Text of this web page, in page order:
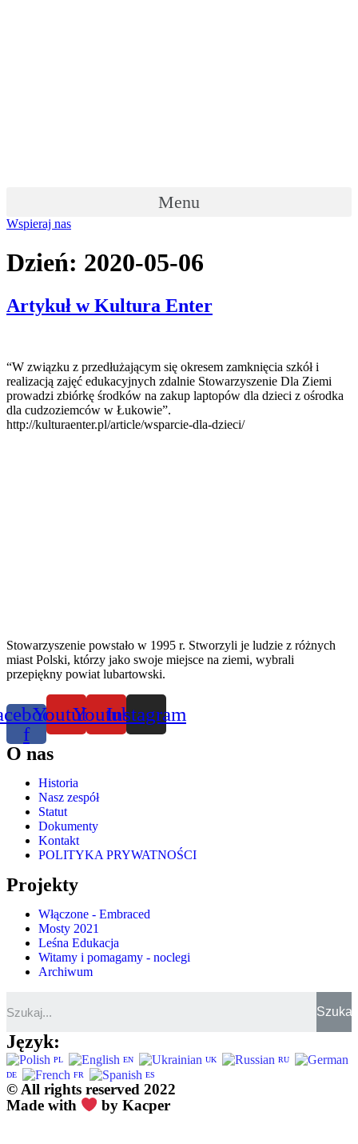
Menu
Wspieraj nas
Dzień: 2020-05-06
Artykuł w Kultura Enter
“W związku z przedłużającym się okresem zamknięcia szkół i
realizacją zajęć edukacyjnych zdalnie Stowarzyszenie Dla Ziemi
prowadzi zbiórkę środków na zakup laptopów dla dzieci z ośrodka
dla cudzoziemców w Łukowie”.
http://kulturaenter.pl/article/wsparcie-dla-dzieci/
Stowarzyszenie powstało w 1995 r. Stworzyli je ludzie z różnych
miast Polski, którzy jako swoje miejsce na ziemi, wybrali
przepiękny powiat lubartowski.
f
YoutubeYoutubeInstagram
O nas
Historia
Nasz zespół
Statut
Dokumenty
Kontakt
POLITYKA PRYWATNOŚCI
Projekty
Włączone - Embraced
Mosty 2021
Leśna Edukacja
Witamy i pomagamy - noclegi
Archiwum
Szukaj
Język:
PL EN UK
RU
DE
FR ES
© All rights reserved 2022
Made with
by Kacper